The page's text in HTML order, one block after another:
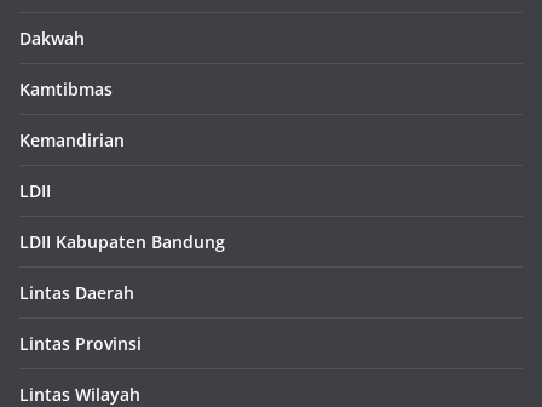
Dakwah
Kamtibmas
Kemandirian
LDII
LDII Kabupaten Bandung
Lintas Daerah
Lintas Provinsi
Lintas Wilayah